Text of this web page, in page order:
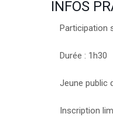
INFOS
Participation
Durée : 1h30
Jeune public
Inscription